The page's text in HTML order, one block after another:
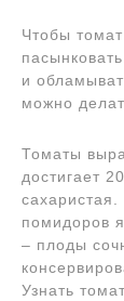
Чтобы
и
можно
Томаты
достигает
помидоров
– плоды
Узнать